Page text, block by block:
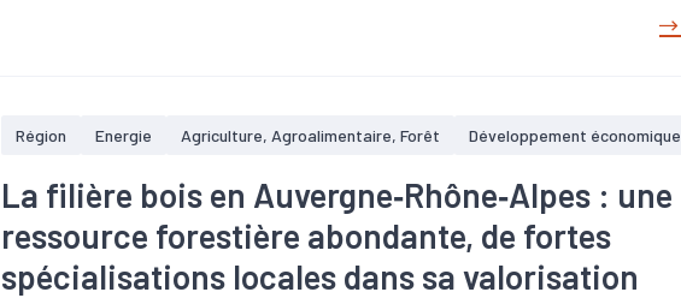
Région Energie Agriculture, Agroalimentaire, Forêt Développement économique
La filière bois en Auvergne‑Rhône‑Alpes : une
ressource forestière abondante, de fortes
spécialisations locales dans sa valorisation